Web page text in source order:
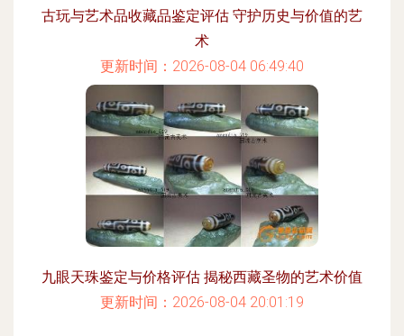
古玩与艺术品收藏品鉴定评估 守护历史与价值的艺
术
更新时间：2026-08-04 06:49:40
九眼天珠鉴定与价格评估 揭秘西藏圣物的艺术价值
更新时间：2026-08-04 20:01:19